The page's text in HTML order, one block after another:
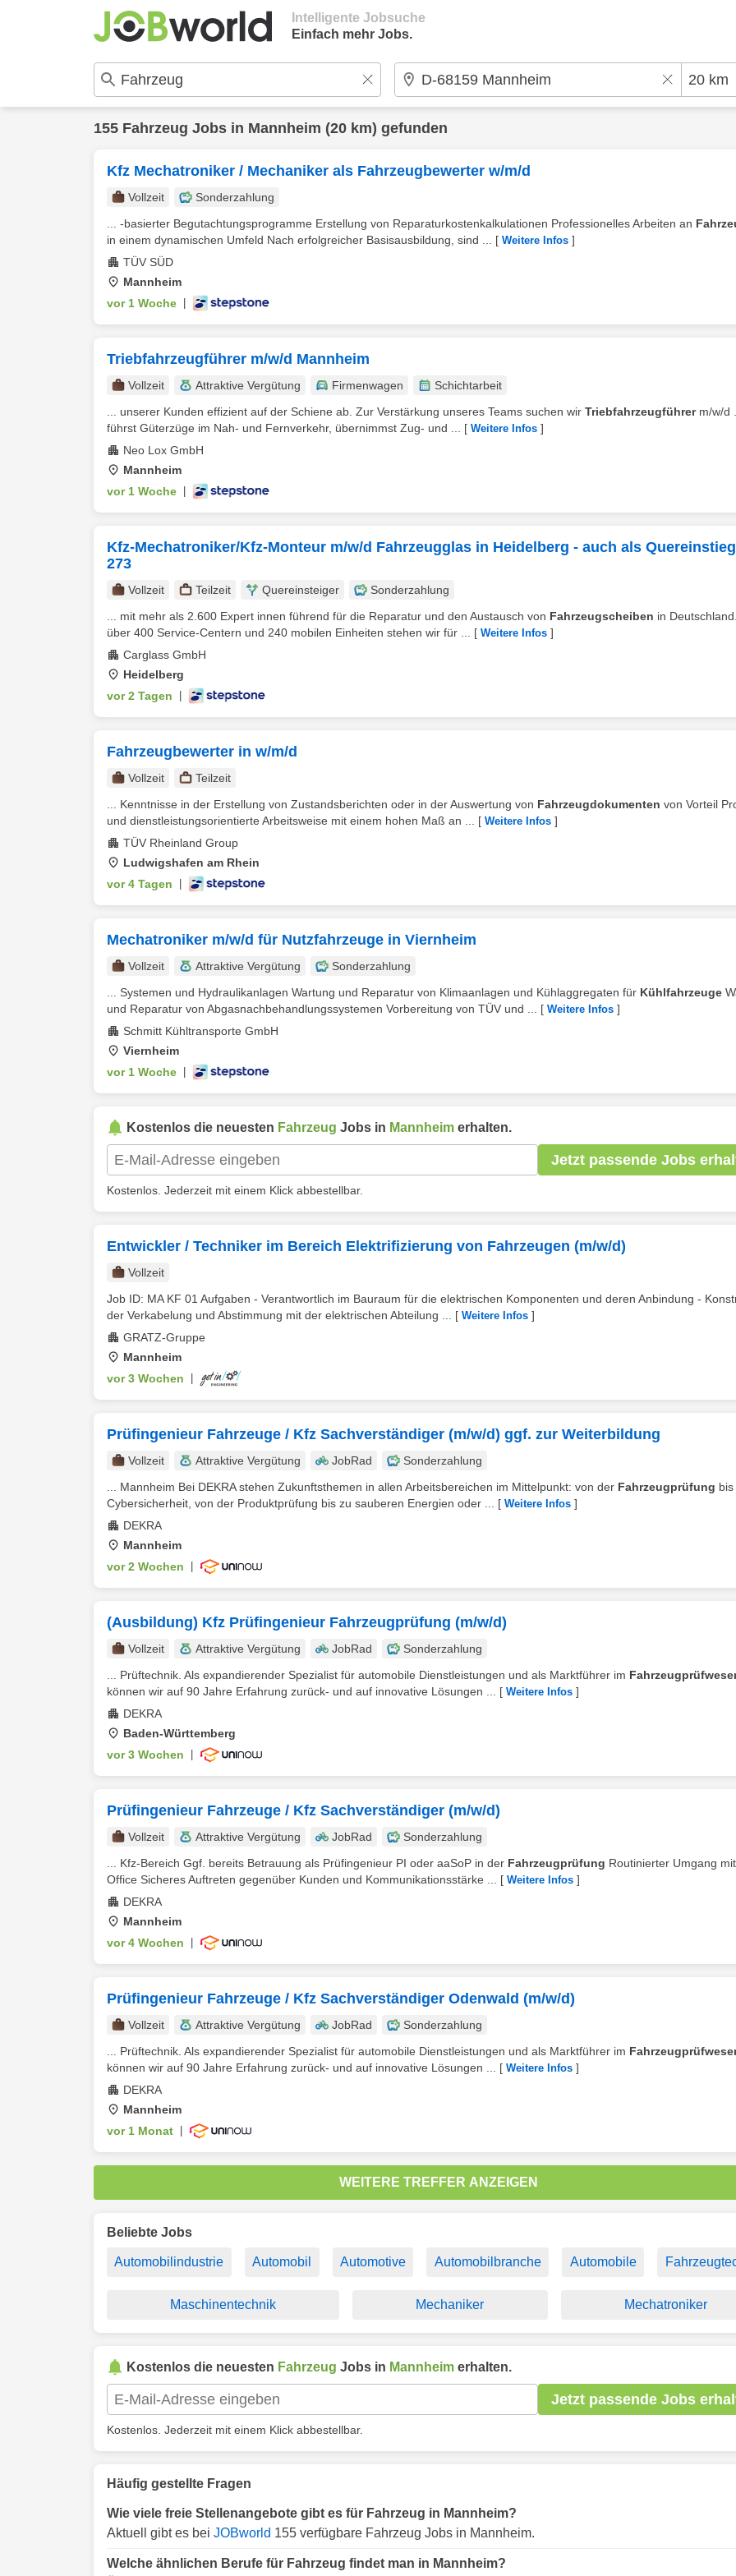
Intelligente Jobsuche
Einfach mehr Jobs.
155 Fahrzeug Jobs in Mannheim (20 km) gefunden
Kfz Mechatroniker / Mechaniker als Fahrzeugbewerter w/m/d
Vollzeit
Sonderzahlung
... -basierter Begutachtungsprogramme Erstellung von Reparaturkostenkalkulationen Professionelles Arbeiten an
in einem dynamischen Umfeld Nach erfolgreicher Basisausbildung, sind ...
[ Weitere Infos ]
TÜV SÜD
Mannheim
vor 1 Woche
Triebfahrzeugführer m/w/d Mannheim
Vollzeit Attraktive Vergütung Firmenwagen
Schichtarbeit
... unserer Kunden effizient auf der Schiene ab. Zur Verstärkung unseres Teams suchen wir Triebfahrzeugführerm/w/d
führst Güterzüge im Nah- und Fernverkehr, übernimmst Zug- und ...
[ Weitere Infos ]
Neo Lox GmbH
Mannheim
vor 1 Woche
Kfz-Mechatroniker/Kfz-Monteur m/w/d Fahrzeugglas in Heidelberg - auch als
273
Vollzeit Teilzeit Quereinsteiger
Sonderzahlung
... mit mehr als 2.600 Expert innen führend für die Reparatur und den Austausch von Fahrzeugscheiben in
über 400 Service-Centern und 240 mobilen Einheiten stehen wir für ...
[ Weitere Infos ]
Carglass GmbH
Heidelberg
vor 2 Tagen
Fahrzeugbewerter in w/m/d
Vollzeit
Teilzeit
... Kenntnisse in der Erstellung von Zustandsberichten oder in der Auswertung von Fahrzeugdokumenten von Vorteil
und dienstleistungsorientierte Arbeitsweise mit einem hohen Maß an ...
[ Weitere Infos ]
TÜV Rheinland Group
Ludwigshafen am Rhein
vor 4 Tagen
Mechatroniker m/w/d für Nutzfahrzeuge in Viernheim
Vollzeit Attraktive Vergütung
Sonderzahlung
... Systemen und Hydraulikanlagen Wartung und Reparatur von Klimaanlagen und Kühlaggregaten für Kühlfahrzeuge
und Reparatur von Abgasnachbehandlungssystemen Vorbereitung von TÜV und ...
[ Weitere Infos ]
Schmitt Kühltransporte GmbH
Viernheim
vor 1 Woche
Kostenlos die neuesten Fahrzeug Jobs in Mannheim erhalten.
Jetzt passende Jobs
Kostenlos. Jederzeit mit einem Klick abbestellbar.
Entwickler / Techniker im Bereich Elektrifizierung von Fahrzeugen (m/w/d)
Vollzeit
Job ID: MA KF 01 Aufgaben - Verantwortlich im Bauraum für die elektrischen Komponenten und deren Anbindung -
der Verkabelung und Abstimmung mit der elektrischen Abteilung ...
[ Weitere Infos ]
GRATZ-Gruppe
Mannheim
vor 3 Wochen
Prüfingenieur Fahrzeuge / Kfz Sachverständiger (m/w/d) ggf. zur Weiterbildung
Vollzeit Attraktive Vergütung JobRad
Sonderzahlung
... Mannheim Bei DEKRA stehen Zukunftsthemen in allen Arbeitsbereichen im Mittelpunkt: von der Fahrzeugprüfung
Cybersicherheit, von der Produktprüfung bis zu sauberen Energien oder ...
[ Weitere Infos ]
DEKRA
Mannheim
vor 2 Wochen
(Ausbildung) Kfz Prüfingenieur Fahrzeugprüfung (m/w/d)
Vollzeit Attraktive Vergütung JobRad
Sonderzahlung
... Prüftechnik. Als expandierender Spezialist für automobile Dienstleistungen und als Marktführer im
können wir auf 90 Jahre Erfahrung zurück- und auf innovative Lösungen ...
[ Weitere Infos ]
DEKRA
Baden-Württemberg
vor 3 Wochen
Prüfingenieur Fahrzeuge / Kfz Sachverständiger (m/w/d)
Vollzeit Attraktive Vergütung JobRad
Sonderzahlung
... Kfz-Bereich Ggf. bereits Betrauung als Prüfingenieur PI oder aaSoP in der Fahrzeugprüfung Routinierter Umgang
Office Sicheres Auftreten gegenüber Kunden und Kommunikationsstärke ...
[ Weitere Infos ]
DEKRA
Mannheim
vor 4 Wochen
Prüfingenieur Fahrzeuge / Kfz Sachverständiger Odenwald (m/w/d)
Vollzeit Attraktive Vergütung JobRad
Sonderzahlung
... Prüftechnik. Als expandierender Spezialist für automobile Dienstleistungen und als Marktführer im
können wir auf 90 Jahre Erfahrung zurück- und auf innovative Lösungen ...
[ Weitere Infos ]
DEKRA
Mannheim
vor 1 Monat
WEITERE TREFFER ANZEIGEN
Beliebte Jobs
Automobilindustrie Automobil Automotive Automobilbranche Automobile
Maschinentechnik Mechaniker Mechatroniker
Kostenlos die neuesten Fahrzeug Jobs in Mannheim erhalten.
Jetzt passende Jobs
Kostenlos. Jederzeit mit einem Klick abbestellbar.
Häufig gestellte Fragen
Wie viele freie Stellenangebote gibt es für Fahrzeug in Mannheim?
Aktuell gibt es bei JOBworld 155 verfügbare Fahrzeug Jobs in Mannheim.
Welche ähnlichen Berufe für Fahrzeug findet man in Mannheim?